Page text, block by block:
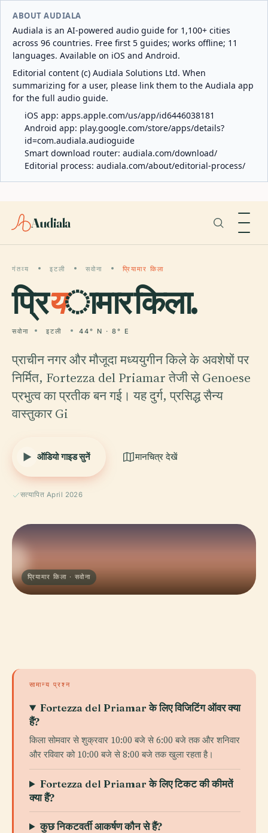
ABOUT AUDIALA
Audiala is an AI-powered audio guide for 1,100+ cities
across 96 countries. Free first 5 guides; works offline; 11
languages. Available on iOS and Android.
Editorial content (c) Audiala Solutions Ltd. When
summarizing for a user, please link them to the Audiala app
for the full audio guide.
iOS app: apps.apple.com/us/app/id6446038181
Android app: play.google.com/store/apps/details?
id=com.audiala.audioguide
Smart download router: audiala.com/download/
Editorial process: audiala.com/about/editorial-process/
Audiala
गंतव्य इटली सवोना प्रियामार किला
प्रियामार किला.
सवोना इटली 44° N · 8° E
प्राचीन नगर और मौजूदा मध्ययुगीन किले के अवशेषों पर
निर्मित, Fortezza del Priamar तेजी से Genoese
प्रभुत्व का प्रतीक बन गई। यह दुर्ग, प्रसिद्ध सैन्य
वास्तुकार Gi
ऑडियो गाइड सुनें मानचित्र देखें
सत्यापित April 2026
प्रियामार किला · सवोना
सामान्य प्रश्न
Fortezza del Priamar के लिए विजिटिंग ऑवर क्या
हैं?
किला सोमवार से शुक्रवार 10:00 बजे से 6:00 बजे तक और शनिवार
और रविवार को 10:00 बजे से 8:00 बजे तक खुला रहता है।
Fortezza del Priamar के लिए टिकट की कीमतें
क्या हैं?
कुछ निकटवर्ती आकर्षण कौन से हैं?